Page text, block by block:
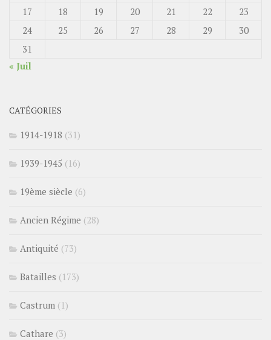
17
18 19 20 21 22
23
24
25 26 27 28 29
30
31
« Juil
CATÉGORIES
1914-1918 (31)
1939-1945 (16)
19ème siècle (6)
Ancien Régime (28)
Antiquité (73)
Batailles (173)
Castrum (1)
Cathare (3)